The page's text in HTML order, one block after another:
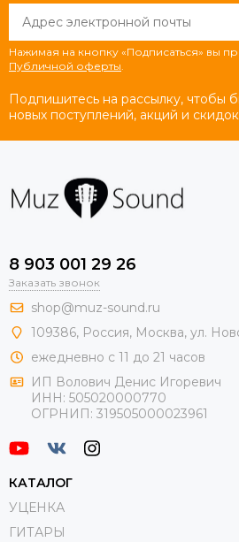
Нажимая на кнопку «Подписаться» вы
Публичной оферты
Подпишитесь на рассылку, чтобы
новых поступлений, акций и
8 903 001 29 26
Заказать звонок
shop@muz-sound.ru
109386, Россия, Москва, ул.
ежедневно с 11 до 21 часов
ИП Волович Денис Игоревич
ИНН: 505020000770
ОГРНИП: 319505000023961
КАТАЛОГ
УЦЕНКА
ГИТАРЫ